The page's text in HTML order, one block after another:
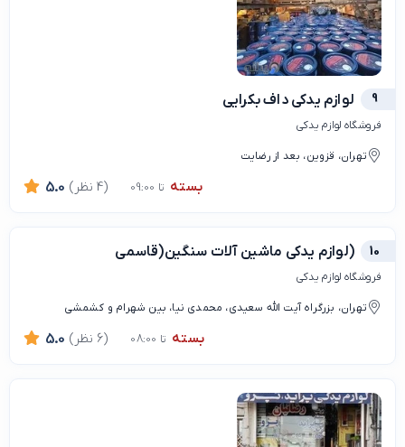
9 لوازم یدکی داف بکرایی
فروشگاه لوازم یدکی
تهران، قزوین، بعد از رضایت
بسته تا 09:00 5.0 (4 نظر)
10 (لوازم یدکی ماشین آلات سنگین(قاسمی
فروشگاه لوازم یدکی
تهران، بزرگراه آیت الله سعیدی، محمدی نیا، بین شهرام و کشمشی
بسته تا 08:00 5.0 (6 نظر)